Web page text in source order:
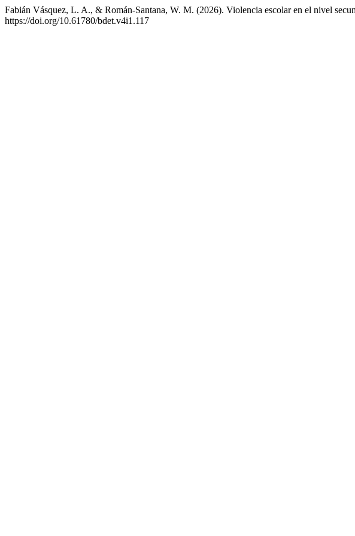
Fabián Vásquez, L. A., & Román-Santana, W. M. (2026). Violencia escolar en el nivel
https://doi.org/10.61780/bdet.v4i1.117